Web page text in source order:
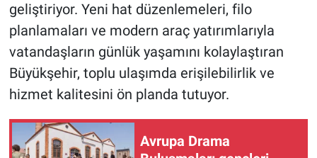
geliştiriyor. Yeni hat düzenlemeleri, filo
planlamaları ve modern araç yatırımlarıyla
vatandaşların günlük yaşamını kolaylaştıran
Büyükşehir, toplu ulaşımda erişilebilirlik ve
hizmet kalitesini ön planda tutuyor.
Avrupa Drama